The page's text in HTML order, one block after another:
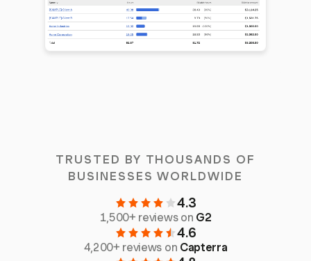
TRUSTED BY THOUSANDS OF
BUSINESSES WORLDWIDE
4.3
1,500+ reviews on G2
4.6
4,200+ reviews on Capterra